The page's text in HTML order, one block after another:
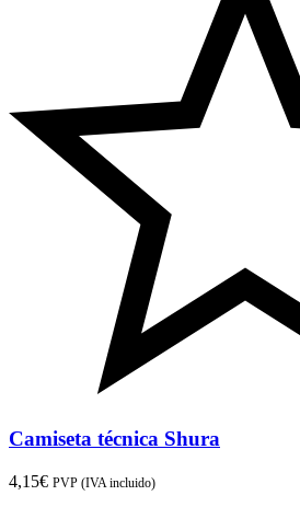
Camiseta técnica Shura
4,15€ PVP (IVA incluido)